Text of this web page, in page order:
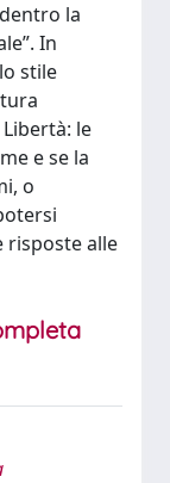
la
In
stile
le
e se la
o
risposte alle